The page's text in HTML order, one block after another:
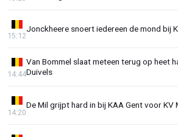
Jonckheere snoert iedereen de mond bij
15:12
Van Bommel slaat meteen terug op heet
Duivels
14:44
De Mil grijpt hard in bij KAA Gent voor KV
14:20